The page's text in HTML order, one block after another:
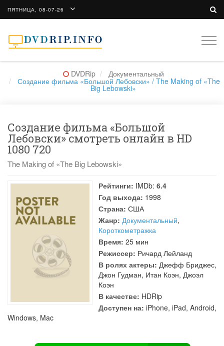
ПЯТНИЦА, 08-07-26
DVDRip Документальный
Создание фильма «Большой Лебовски» / The Making of «The
Big Lebowski»
Создание фильма «Большой
Лебовски» смотреть онлайн в HD
1080 720
The Making of «The Big Lebowski»
Рейтинги: IMDb: 6.4
Год выхода: 1998
Страна: США
Жанр: Документальный,
Короткометражка
Время: 25 мин
Режиссер: Ричард Лейланд
В ролях актеры: Джефф Бриджес,
Джон Гудман, Итан Коэн, Джоэл
Коэн
В качестве: HDRip
Доступен на: iPhone, iPad, Android,
Windows, Mac